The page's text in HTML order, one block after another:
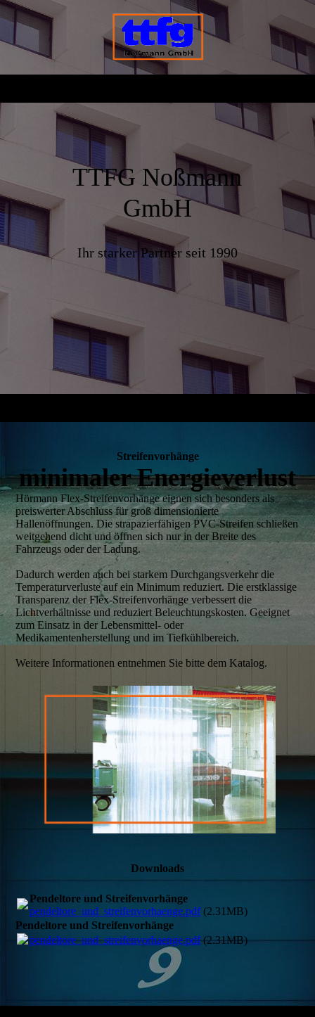
TTFG Noßmann
GmbH
Ihr starker Partner seit 1990
Streifenvorhänge
minimaler Energieverlust
Hörmann Flex-Streifenvorhänge eignen sich besonders als
preiswerter Abschluss für groß dimensionierte
Hallenöffnungen. Die strapazierfähigen PVC-Streifen schließen
weitgehend dicht und öffnen sich nur in der Breite des
Fahrzeugs oder der Ladung.
Dadurch werden auch bei starkem Durchgangsverkehr die
Temperaturverluste auf ein Minimum reduziert. Die erstklassige
Transparenz der Flex-Streifenvorhänge verbessert die
Lichtverhältnisse und reduziert Beleuchtungskosten. Geeignet
zum Einsatz in der Lebensmittel- oder
Medikamentenherstellung und im Tiefkühlbereich.
Weitere Informationen entnehmen Sie bitte dem Katalog.
Downloads
Pendeltore und Streifenvorhänge
pendeltore_und_streifenvorhaenge.pdf(2.31MB)
Pendeltore und Streifenvorhänge
pendeltore_und_streifenvorhaenge.pdf(2.31MB)